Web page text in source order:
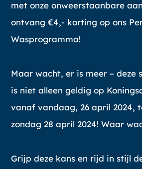
met onze onweerstaanbare
ontvang €4,- korting op ons
Wasprogramma!
Maar wacht, er is meer – deze
is niet alleen geldig op
vanaf vandaag, 26 april 2024,
zondag 28 april 2024! Waar
Grijp deze kans en rijd in stijl